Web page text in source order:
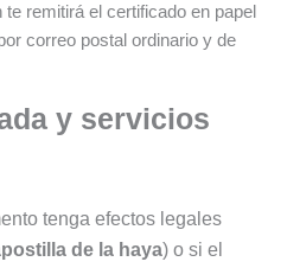
remitirá el certificado en papel
correo postal ordinario y de
y servicios
tenga efectos legales
de la haya) o si el